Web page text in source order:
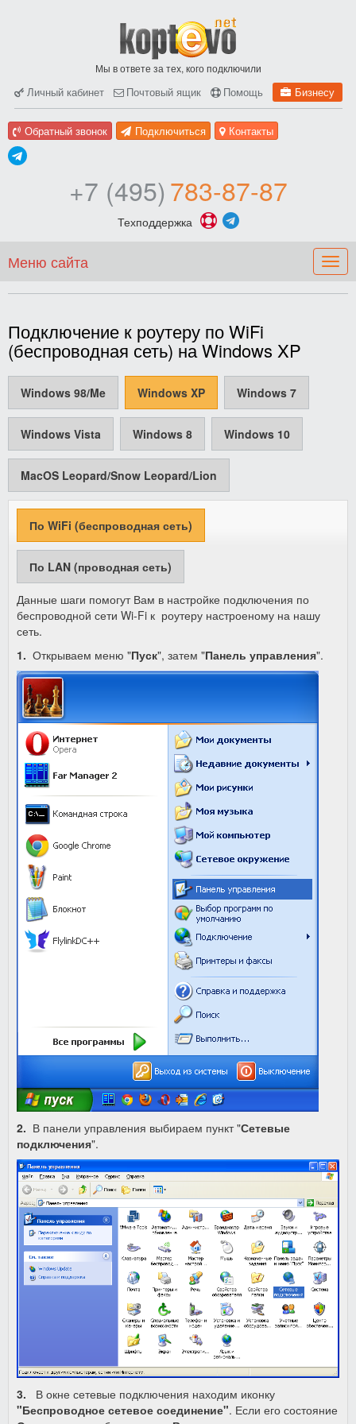
Мы в ответе за тех, кого подключили
Личный кабинет Почтовый ящик Помощь Бизнесу
Обратный звонок Подключиться Контакты
+7 (495)783-87-87
Техподдержка
Меню сайта
Подключение к роутеру по WiFi
(беспроводная сеть) на Windows XP
Windows 98/Me Windows XP Windows 7
Windows Vista Windows 8 Windows 10
MacOS Leopard/Snow Leopard/Lion
По WiFi (беспроводная сеть)
По LAN (проводная сеть)
Данные шаги помогут Вам в настройке подключения по
беспроводной сети Wi-Fi к роутеру настроеному на нашу
сеть.
1. Открываем меню "Пуск", затем "Панель управления".
2. В панели управления выбираем пункт "Сетевые
подключения".
3.
В окне сетевые подключения находим иконку
"Беспроводное сетевое соединение". Если его состояние